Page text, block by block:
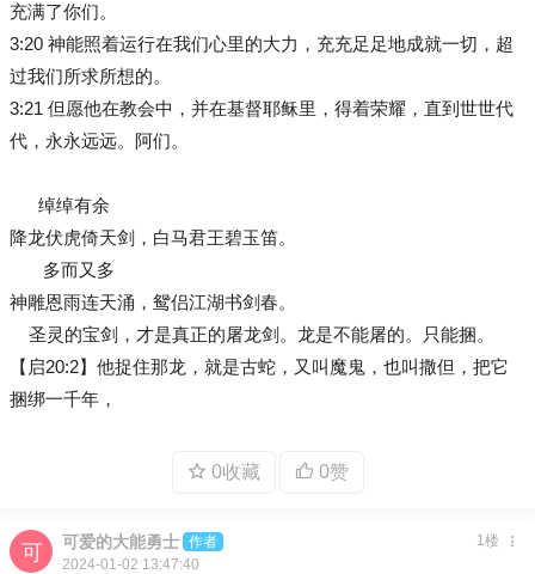
充满了你们。
3:20 神能照着运行在我们心里的大力，充充足足地成就一切，超
过我们所求所想的。
3:21 但愿他在教会中，并在基督耶稣里，得着荣耀，直到世世代
代，永永远远。阿们。
绰绰有余
降龙伏虎倚天剑，白马君王碧玉笛。
多而又多
神雕恩雨连天涌，鸳侣江湖书剑春。
圣灵的宝剑，才是真正的屠龙剑。龙是不能屠的。只能捆。
【启20:2】他捉住那龙，就是古蛇，又叫魔鬼，也叫撒但，把它
捆绑一千年，
0收藏 0赞
可爱的大能勇士 作者
2024-01-02 13:47:40
1楼